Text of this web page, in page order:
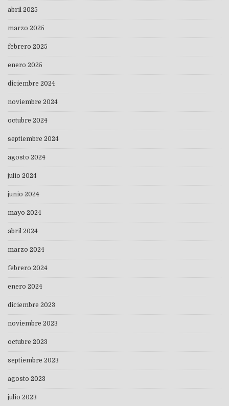
abril 2025
marzo 2025
febrero 2025
enero 2025
diciembre 2024
noviembre 2024
octubre 2024
septiembre 2024
agosto 2024
julio 2024
junio 2024
mayo 2024
abril 2024
marzo 2024
febrero 2024
enero 2024
diciembre 2023
noviembre 2023
octubre 2023
septiembre 2023
agosto 2023
julio 2023